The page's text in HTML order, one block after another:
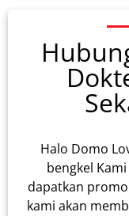
Halo Domo
bengkel
dapatkan
kami akan